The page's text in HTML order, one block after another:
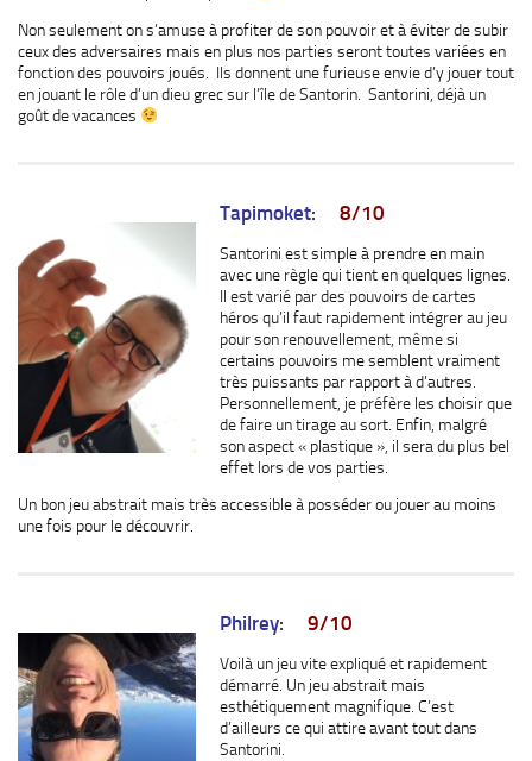
Non seulement on s’amuse à profiter de son pouvoir et à éviter de subir
ceux des adversaires mais en plus nos parties seront toutes variées en
fonction des pouvoirs joués. Ils donnent une furieuse envie d’y jouer tout
en jouant le rôle d’un dieu grec sur l’île de Santorin. Santorini, déjà un
goût de vacances
Tapimoket: 8/10
Santorini est simple à prendre en main
avec une règle qui tient en quelques lignes.
Il est varié par des pouvoirs de cartes
héros qu’il faut rapidement intégrer au jeu
pour son renouvellement, même si
certains pouvoirs me semblent vraiment
très puissants par rapport à d’autres.
Personnellement, je préfère les choisir que
de faire un tirage au sort. Enfin, malgré
son aspect « plastique », il sera du plus bel
effet lors de vos parties.
Un bon jeu abstrait mais très accessible à posséder ou jouer au moins
une fois pour le découvrir.
Philrey: 9/10
Voilà un jeu vite expliqué et rapidement
démarré. Un jeu abstrait mais
esthétiquement magnifique. C’est
d’ailleurs ce qui attire avant tout dans
Santorini.